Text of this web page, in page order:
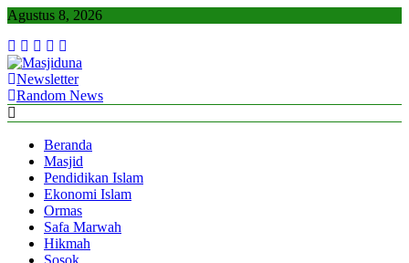
Skip
content
Agustus 8, 2026
Masjiduna
Referensi Berita Islam Indonesia
Newsletter
Random News
Beranda
Masjid
Pendidikan Islam
Ekonomi Islam
Ormas
Safa Marwah
Hikmah
Sosok